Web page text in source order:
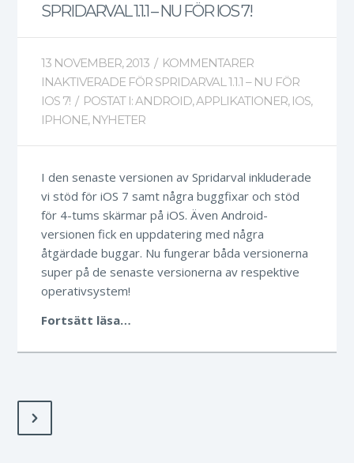
SPRIDARVAL 1.1.1 – NU FÖR IOS 7!
13 NOVEMBER, 2013 / KOMMENTARER
INAKTIVERADE FÖR SPRIDARVAL 1.1.1 – NU FÖR
IOS 7! / POSTAT I:ANDROID,APPLIKATIONER, IOS,
IPHONE, NYHETER
I den senaste versionen av Spridarval inkluderade
vi stöd för iOS 7 samt några buggfixar och stöd
för 4-tums skärmar på iOS. Även Android-
versionen fick en uppdatering med några
åtgärdade buggar. Nu fungerar båda versionerna
super på de senaste versionerna av respektive
operativsystem!
Fortsätt läsa…